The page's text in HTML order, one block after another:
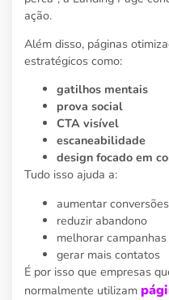
ação.
Além disso, páginas
estratégicos como:
gatilhos mentais
prova social
CTA visível
escaneabilidade
design focado em
Tudo isso ajuda a:
aumentar conversões
reduzir abandono
melhorar campanhas
gerar mais contatos
É por isso que empresas
normalmente utilizam